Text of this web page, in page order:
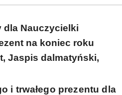
dla Nauczycielki
na koniec roku
Jaspis dalmatyński,
i trwałego prezentu dla